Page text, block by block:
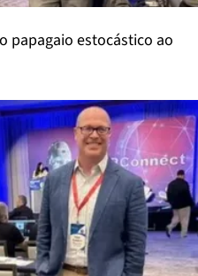
papagaio estocástico ao